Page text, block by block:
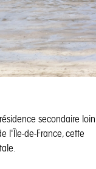
secondaire loin
l'Île-de-France, cette